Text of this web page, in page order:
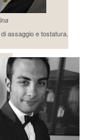
assaggio e tostatura.